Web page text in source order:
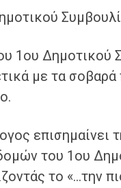
1ου Δημοτικού
με τα
επισημαίνει
του 1ου
το «…την